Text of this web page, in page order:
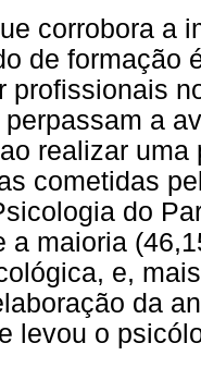
corrobora a
de formação
profissionais
a
realizar
cometidas
do
a maioria
e,
da
levou o